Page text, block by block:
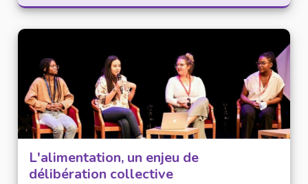
L'alimentation, un enjeu de
délibération collective